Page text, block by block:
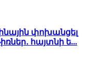
փոխանցել
հայտնի ե...